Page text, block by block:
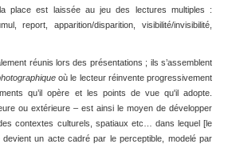
place est laissée au jeu des lectures multiples :
report, apparition/disparition, visibilité/invisibilité,
réunis lors des présentations ; ils s’assemblent
où le lecteur réinvente progressivement
qu’il opère et les points de vue qu'il adopte.
ou extérieure – est ainsi le moyen de développer
contextes culturels, spatiaux etc… dans lequel [le
devient un acte cadré par le perceptible, modelé par